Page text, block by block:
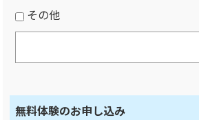
その他
無料体験のお申し込み